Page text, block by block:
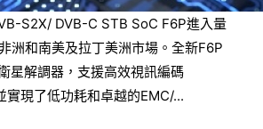
S2X/ DVB-C STB SoC F6P進入量
洲和南美及拉丁美洲市場。全新F6P
星解調器，支援高效視訊編碼
實現了低功耗和卓越的EMC/...